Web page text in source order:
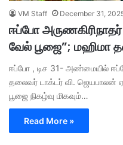
VM Staff December 31,
ஈப்போ
வேல் பூஜை”; மஹிமா
ஈப்போ , டிச 31- அண்மையில்
தலைவர் டாக்டர் வி. ஜெயபாலன்
பூஜை நிகழ்வு மிகவும்…
Read More »